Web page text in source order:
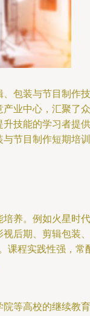
、包装与节目制作技
产业中心，汇聚了众
升技能的学习者提供
与节目制作短期培训
培养。例如火星时代
视后期、剪辑包装、
课程实践性强，常
院等高校的继续教育